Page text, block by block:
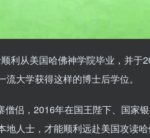
利从美国哈佛神学院毕业，并于
大学获得这样的博士后学位。
侣，2016年在国王陛下、国家
人士，才能顺利远赴美国攻读